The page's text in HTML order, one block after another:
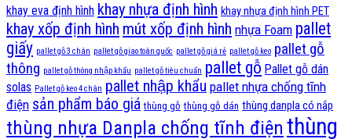
khay eva định hình khay nhựa định hình khay nhựa định hình PET
khay xốp định hình mút xốp định hình nhựa Foam pallet
giấy pallet gỗ 3 chân pallet gỗ giao toàn quốc pallet gỗ giá rẻ pallet gỗ keo pallet gỗ
thông pallet gỗ thông nhập khẩu pallet gỗ tiêu chuẩn pallet gỗ Pallet gỗ dán
solas Pallet gỗ keo 4 chân pallet nhập khẩu pallet nhựa chống tĩnh
điện sản phẩm báo giá thùng gỗ thùng gỗ dán thùng danpla có nắp
thùng nhựa Danpla chống tĩnh điện thùng